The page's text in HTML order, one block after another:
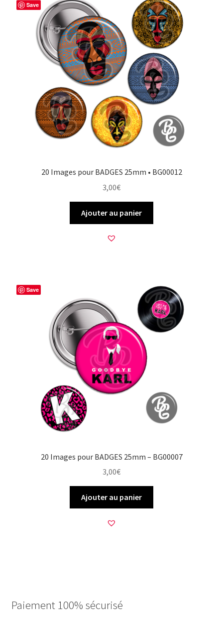
Save
20 Images pour BADGES 25mm • BG00012
3,00€
Ajouter au panier
Save
20 Images pour BADGES 25mm – BG00007
3,00€
Ajouter au panier
Paiement 100% sécurisé